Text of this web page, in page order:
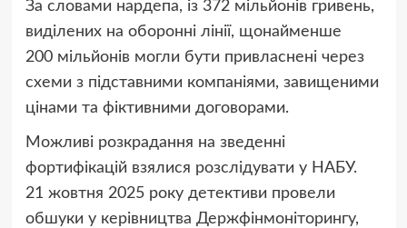
За словами нардепа, із 372 мільйонів гривень,
виділених на оборонні лінії, щонайменше
200 мільйонів могли бути привласнені через
схеми з підставними компаніями, завищеними
цінами та фіктивними договорами.
Можливі розкрадання на зведенні
фортифікацій взялися розслідувати у НАБУ.
21 жовтня 2025 року детективи провели
обшуки у керівництва Держфінмоніторингу,